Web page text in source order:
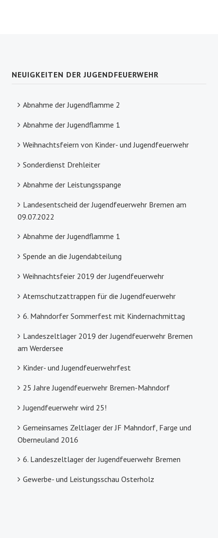
NEUIGKEITEN DER JUGENDFEUERWEHR
Abnahme der Jugendflamme 2
Abnahme der Jugendflamme 1
Weihnachtsfeiern von Kinder- und Jugendfeuerwehr
Sonderdienst Drehleiter
Abnahme der Leistungsspange
Landesentscheid der Jugendfeuerwehr Bremen am
09.07.2022
Abnahme der Jugendflamme 1
Spende an die Jugendabteilung
Weihnachtsfeier 2019 der Jugendfeuerwehr
Atemschutzattrappen für die Jugendfeuerwehr
6. Mahndorfer Sommerfest mit Kindernachmittag
Landeszeltlager 2019 der Jugendfeuerwehr Bremen
am Werdersee
Kinder- und Jugendfeuerwehrfest
25 Jahre Jugendfeuerwehr Bremen-Mahndorf
Jugendfeuerwehr wird 25!
Gemeinsames Zeltlager der JF Mahndorf, Farge und
Oberneuland 2016
6. Landeszeltlager der Jugendfeuerwehr Bremen
Gewerbe- und Leistungsschau Osterholz